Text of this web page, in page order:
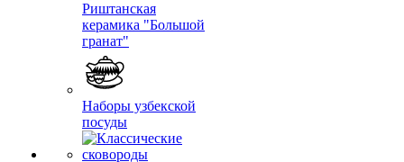
Риштанская
керамика "Большой
гранат"
Наборы узбекской
посуды